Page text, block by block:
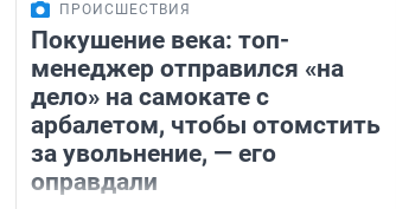
ПРОИСШЕСТВИЯ
Покушение века: топ-
менеджер отправился «на
дело» на самокате с
арбалетом, чтобы отомстить
за увольнение, — его
оправдали